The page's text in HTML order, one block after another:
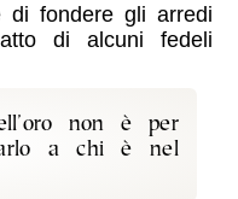
di fondere gli arredi
di alcuni fedeli
non è per
a chi è nel